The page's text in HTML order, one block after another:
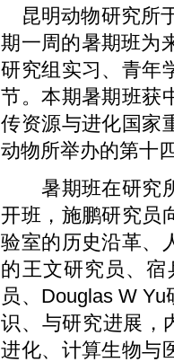
昆明动物研究所
期一周的暑期班为
研究组实习、青年
节。本期暑期班获
传资源与进化国家
动物所举办的第十
暑期班在研究所
开班，施鹏研究员
验室的历史沿革、
的王文研究员、
员、Douglas W
识、与研究进展，
进化、计算生物与